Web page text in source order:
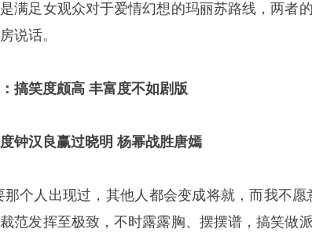
满足女观众对于爱情幻想的玛丽苏路线，两者
说话。
搞笑度颇高 丰富度不如剧版
钟汉良赢过晓明 杨幂战胜唐嫣
那个人出现过，其他人都会变成将就，而我不
范发挥至极致，不时露露胸、摆摆谱，搞笑做